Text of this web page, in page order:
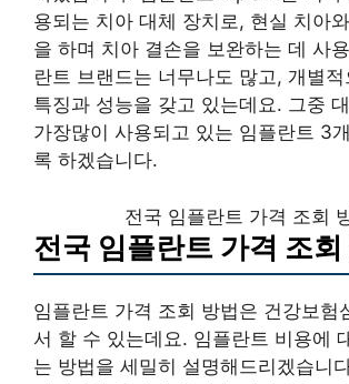
용되는 치아 대체 장치로, 현실 치아
을 하며 치아 결손을 보완하는 데 사
란트 브랜드는 너무나도 많고, 개별적
특징과 성능을 갖고 있는데요. 그중
가장많이 사용되고 있는 임플란트 3
록 하겠습니다.
전국 임플란트 가격 조회
전국 임플란트 가격 조회
임플란트 가격 조회 방법은 건강보험
서 할 수 있는데요. 임플란트 비용에
는 방법을 세밀히 설명해드리겠습니